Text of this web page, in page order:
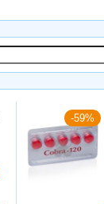
-59%